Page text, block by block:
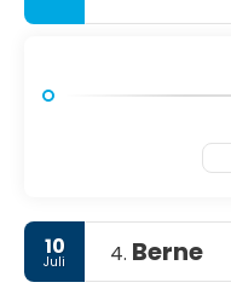
10
Juli 4. Berne